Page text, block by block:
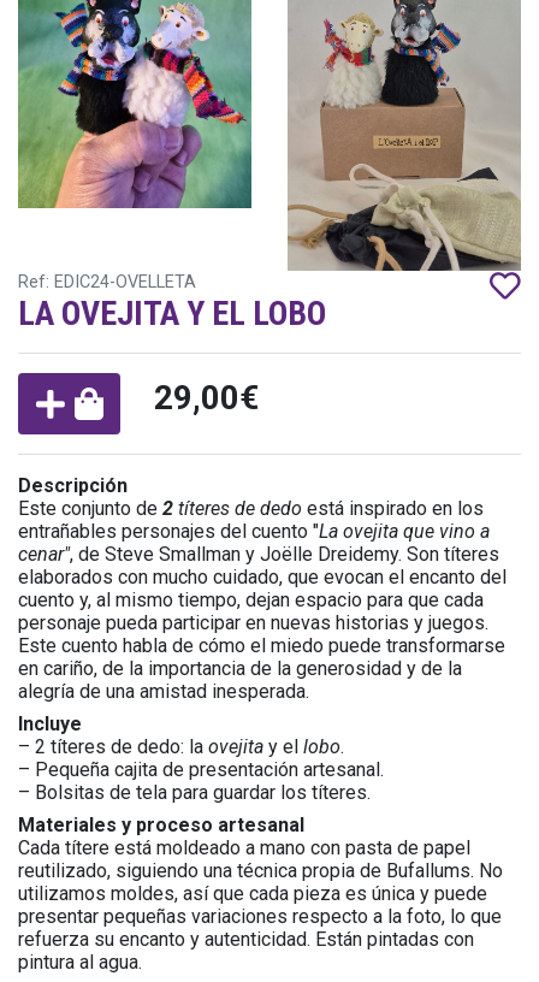
Ref: EDIC24-OVELLETA
LA OVEJITA Y EL LOBO
29,00€
Descripción
Este conjunto de 2 títeres de dedo está inspirado en los
entrañables personajes del cuento "La ovejita que vino a
cenar", de Steve Smallman y Joëlle Dreidemy. Son títeres
elaborados con mucho cuidado, que evocan el encanto del
cuento y, al mismo tiempo, dejan espacio para que cada
personaje pueda participar en nuevas historias y juegos.
Este cuento habla de cómo el miedo puede transformarse
en cariño, de la importancia de la generosidad y de la
alegría de una amistad inesperada.
Incluye
– 2 títeres de dedo: la ovejita y el lobo.
– Pequeña cajita de presentación artesanal.
– Bolsitas de tela para guardar los títeres.
Materiales y proceso artesanal
Cada títere está moldeado a mano con pasta de papel
reutilizado, siguiendo una técnica propia de Bufallums. No
utilizamos moldes, así que cada pieza es única y puede
presentar pequeñas variaciones respecto a la foto, lo que
refuerza su encanto y autenticidad. Están pintadas con
pintura al agua.